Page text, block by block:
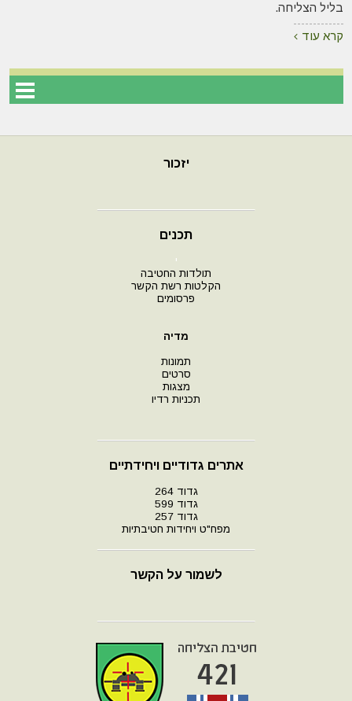
בליל הצליחה.
קרא עוד
יזכור
תכנים
י
תולדות החטיבה
הקלטות רשת הקשר
פרסומים
מדיה
תמונות
סרטים
מצגות
תכניות רדיו
אתרים גדודיים ויחידתיים
גדוד 264
גדוד 599
גדוד 257
מפח"ט ויחידות חטיבתיות
לשמור על הקשר